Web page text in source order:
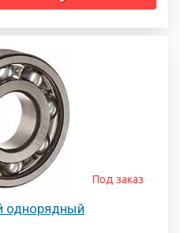
однорядный
Под заказ